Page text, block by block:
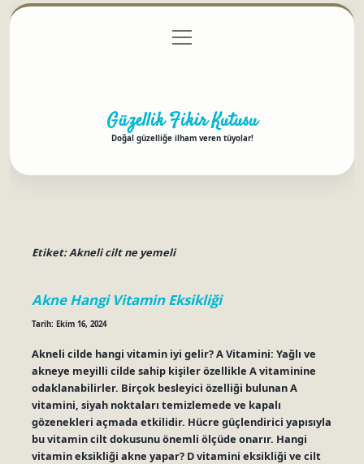
Gizlilik Politikası
menüyü
aç
Güzellik Fikir Kutusu
Doğal güzelliğe ilham veren tüyolar!
Etiket:Akneli cilt ne yemeli
Akne Hangi Vitamin Eksikliği
Tarih: Ekim 16, 2024
Akneli cilde hangi vitamin iyi gelir? A Vitamini: Yağlı ve
akneye meyilli cilde sahip kişiler özellikle A vitaminine
odaklanabilirler. Birçok besleyici özelliği bulunan A
vitamini, siyah noktaları temizlemede ve kapalı
gözenekleri açmada etkilidir. Hücre güçlendirici yapısıyla
bu vitamin cilt dokusunu önemli ölçüde onarır. Hangi
vitamin eksikliği akne yapar? D vitamini eksikliği ve cilt